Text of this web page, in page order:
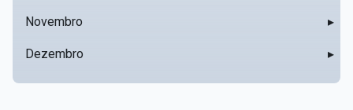
Novembro ▸
Dezembro ▸